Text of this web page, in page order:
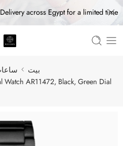
across Egypt for a limited time
بيت
AR11472, Black, Green Dial